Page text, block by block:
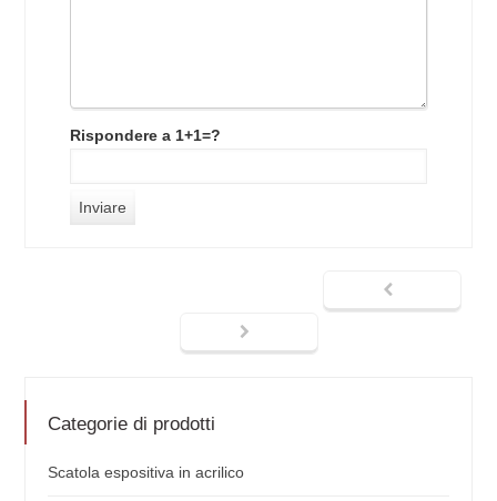
Rispondere a 1+1=?
Categorie di prodotti
Scatola espositiva in acrilico